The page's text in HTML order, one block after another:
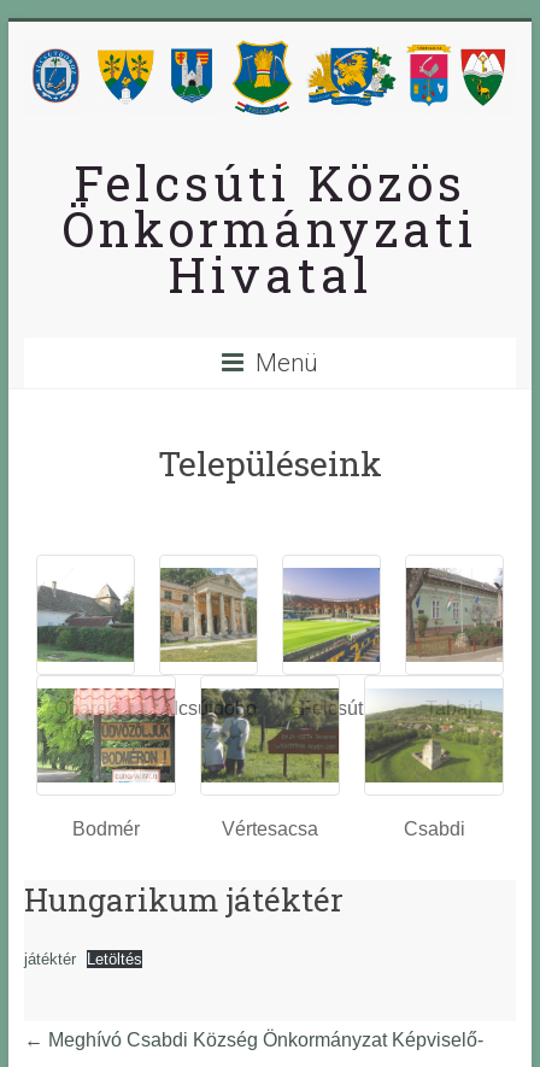
Felcsúti Közös
Önkormányzati
Hivatal
Menü
Településeink
Óbarok
Alcsútdobo
z
Felcsút Tabajd
Bodmér Vértesacsa Csabdi
Hungarikum játéktér
játéktér Letöltés
← Meghívó Csabdi Község Önkormányzat Képviselő-